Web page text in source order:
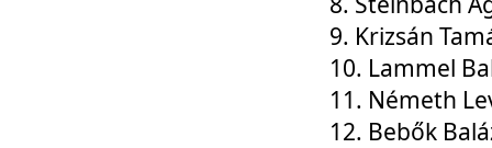
9. Krizsán
10. Lammel
11. Németh
12. Bebők